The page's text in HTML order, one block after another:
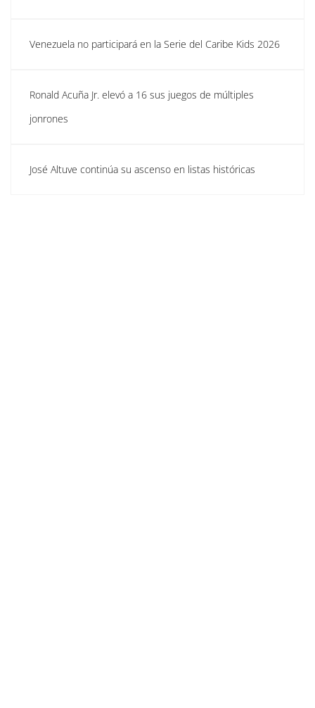
Venezuela no participará en la Serie del Caribe Kids 2026
Ronald Acuña Jr. elevó a 16 sus juegos de múltiples
jonrones
José Altuve continúa su ascenso en listas históricas